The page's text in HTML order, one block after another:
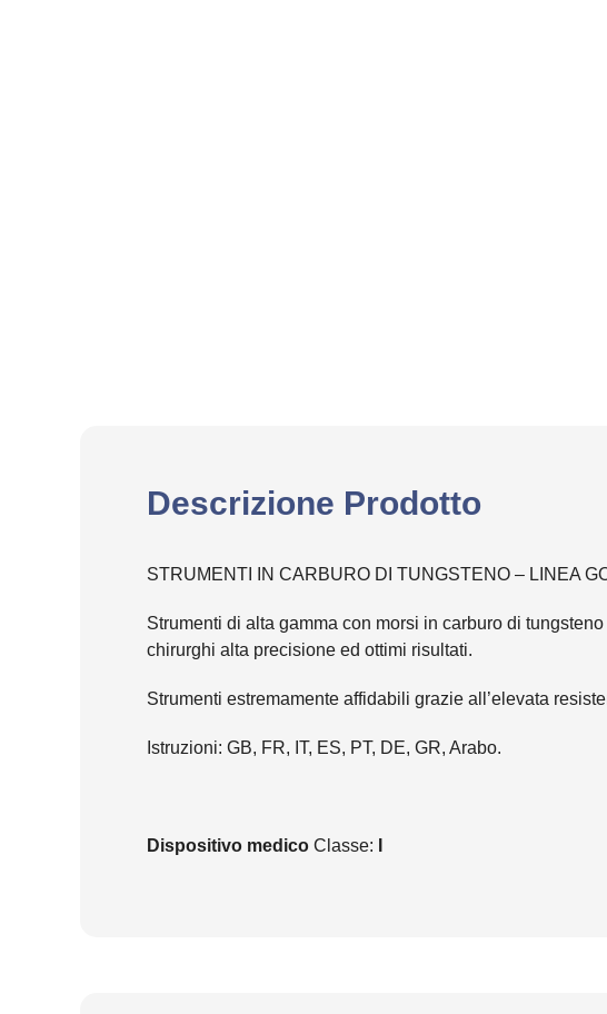
Descrizione Prodotto
STRUMENTI IN CARBURO DI TUNGSTENO – LINEA
Strumenti di alta gamma con morsi in carburo di
chirurghi alta precisione ed ottimi risultati.
Strumenti estremamente affidabili grazie all’elevata
Istruzioni: GB, FR, IT, ES, PT, DE, GR, Arabo.
Dispositivo medico Classe: